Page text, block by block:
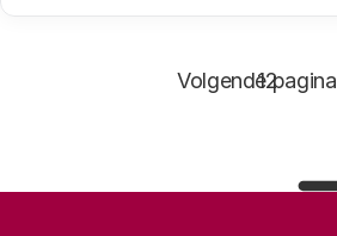
Pagina
1Pagina
2
Volgende pagina